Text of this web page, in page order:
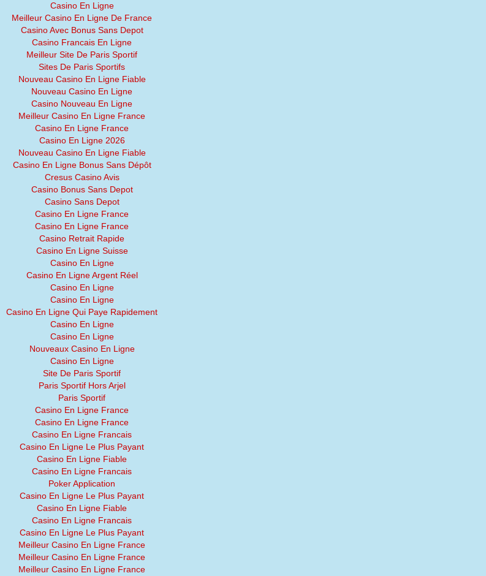
Casino En Ligne
Meilleur Casino En Ligne De France
Casino Avec Bonus Sans Depot
Casino Francais En Ligne
Meilleur Site De Paris Sportif
Sites De Paris Sportifs
Nouveau Casino En Ligne Fiable
Nouveau Casino En Ligne
Casino Nouveau En Ligne
Meilleur Casino En Ligne France
Casino En Ligne France
Casino En Ligne 2026
Nouveau Casino En Ligne Fiable
Casino En Ligne Bonus Sans Dépôt
Cresus Casino Avis
Casino Bonus Sans Depot
Casino Sans Depot
Casino En Ligne France
Casino En Ligne France
Casino Retrait Rapide
Casino En Ligne Suisse
Casino En Ligne
Casino En Ligne Argent Réel
Casino En Ligne
Casino En Ligne
Casino En Ligne Qui Paye Rapidement
Casino En Ligne
Casino En Ligne
Nouveaux Casino En Ligne
Casino En Ligne
Site De Paris Sportif
Paris Sportif Hors Arjel
Paris Sportif
Casino En Ligne France
Casino En Ligne France
Casino En Ligne Francais
Casino En Ligne Le Plus Payant
Casino En Ligne Fiable
Casino En Ligne Francais
Poker Application
Casino En Ligne Le Plus Payant
Casino En Ligne Fiable
Casino En Ligne Francais
Casino En Ligne Le Plus Payant
Meilleur Casino En Ligne France
Meilleur Casino En Ligne France
Meilleur Casino En Ligne France